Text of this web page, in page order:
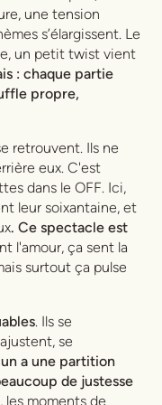
une tension
s’élargissent. Le
un petit twist vient
: chaque partie
propre,
retrouvent. Ils ne
eux. C'est
dans le OFF. Ici,
leur soixantaine, et
. Ce spectacle est
l'amour, ça sent la
surtout ça pulse
. Ils se
se
a une partition
de justesse
les moments de